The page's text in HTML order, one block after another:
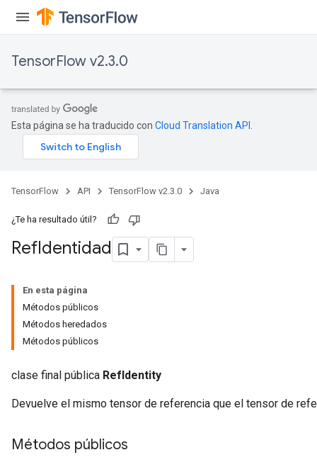
TensorFlow v2.3.0
Esta página se ha traducido con Cloud Translation API
TensorFlow API TensorFlow v2.3.0 Java
¿Te ha resultado útil?
RefIdentidad
En esta página
Métodos públicos
Métodos heredados
Métodos públicos
clase final pública RefIdentity
Devuelve el mismo tensor de referencia que el tensor de
Métodos públicos